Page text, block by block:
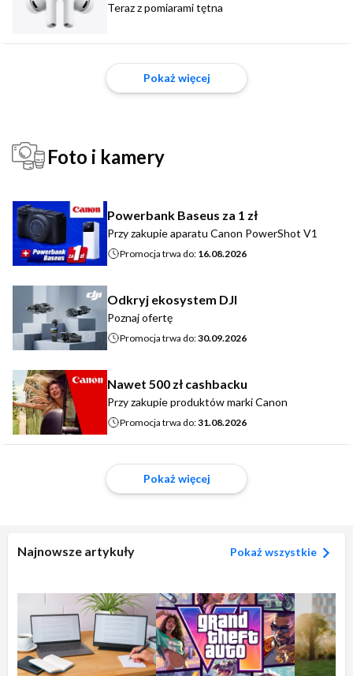
Teraz z pomiarami tętna
Pokaż więcej
Foto i kamery
Powerbank Baseus za 1 zł
Przy zakupie aparatu Canon PowerShot V1
Promocja trwa do: 16.08.2026
Odkryj ekosystem DJI
Poznaj ofertę
Promocja trwa do:30.09.2026
Nawet 500 zł cashbacku
Przy zakupie produktów marki Canon
Promocja trwa do:31.08.2026
Pokaż więcej
Najnowsze artykuły Pokaż wszystkie